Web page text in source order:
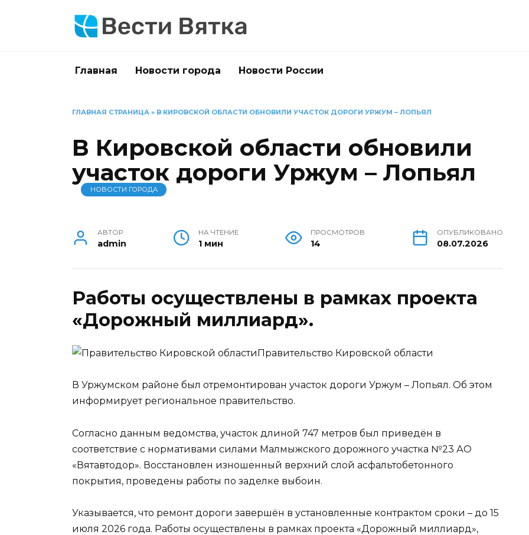
Главная Новости города Новости России
ГЛАВНАЯ СТРАНИЦА » В КИРОВСКОЙ ОБЛАСТИ ОБНОВИЛИ УЧАСТОК ДОРОГИ УРЖУМ – ЛОПЬЯЛ
В Кировской области обновили
участок дороги Уржум – Лопьял
НОВОСТИ ГОРОДА
АВТОР
admin
НА ЧТЕНИЕ
1 мин
ПРОСМОТРОВ
14
ОПУБЛИКОВАНО
08.07.2026
Работы осуществлены в рамках проекта
«Дорожный миллиард».
Правительство Кировской области
В Уржумском районе был отремонтирован участок дороги Уржум – Лопьял. Об этом
информирует региональное правительство.
Согласно данным ведомства, участок длиной 747 метров был приведён в
соответствие с нормативами силами Малмыжского дорожного участка №23 АО
«Вятавтодор». Восстановлен изношенный верхний слой асфальтобетонного
покрытия, проведены работы по заделке выбоин.
Указывается, что ремонт дороги завершён в установленные контрактом сроки – до 15
июля 2026 года. Работы осуществлены в рамках проекта «Дорожный миллиард»,